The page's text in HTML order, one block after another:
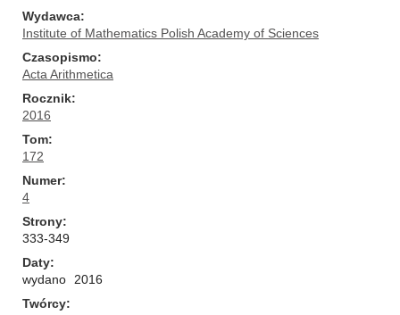
Wydawca
Institute of Mathematics Polish Academy of Sciences
Czasopismo
Acta Arithmetica
Rocznik
2016
Tom
172
Numer
4
Strony
333-349
Daty
wydano
2016
Twórcy